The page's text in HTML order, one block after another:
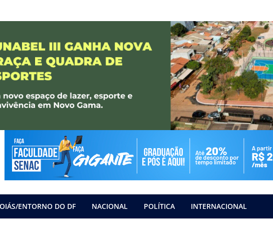
ENTORNO DO DF NACIONAL POLÍTICA INTERNACIONAL